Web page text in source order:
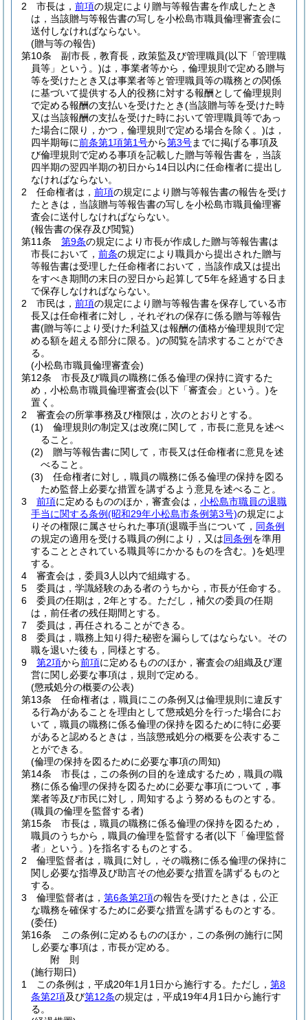
2
市長は， 前項の規定により贈与等報告書を作成したとき
は，当該贈与等報告書の写しを小松島市職員倫理審査会に
送付しなければならない。
(贈与等の報告)
第10条
副市長，教育長，政策監及び管理職員(以下「管理職
員等」という。)は，事業者等から，倫理規則で定める贈与
等を受けたとき又は事業者等と管理職員等の職務との関係
に基づいて提供する人的役務に対する報酬として倫理規則
で定める報酬の支払いを受けたとき(当該贈与等を受けた時
又は当該報酬の支払を受けた時において管理職員等であっ
た場合に限り，かつ，倫理規則で定める場合を除く。)は，
四半期毎に前条第1項第1号から第3号までに掲げる事項及
び倫理規則で定める事項を記載した贈与等報告書を，当該
四半期の翌四半期の初日から14日以内に任命権者に提出し
なければならない。
2
任命権者は， 前項の規定により贈与等報告書の報告を受け
たときは，当該贈与等報告書の写しを小松島市職員倫理審
査会に送付しなければならない。
(報告書の保存及び閲覧)
第11条
第9条の規定により市長が作成した贈与等報告書は
市長において， 前条の規定により職員から提出された贈与
等報告書は受理した任命権者において，当該作成又は提出
をすべき期間の末日の翌日から起算して5年を経過する日ま
で保存しなければならない。
2
市民は， 前項の規定により贈与等報告書を保存している市
長又は任命権者に対し，それぞれの保存に係る贈与等報告
書(贈与等により受けた利益又は報酬の価格が倫理規則で定
める額を超える部分に限る。)の閲覧を請求することができ
る。
(小松島市職員倫理審査会)
第12条
市長及び職員の職務に係る倫理の保持に資するた
め，小松島市職員倫理審査会(以下「審査会」という。)を
置く。
2
審査会の所掌事務及び権限は，次のとおりとする。
(1)
倫理規則の制定又は改廃に関して，市長に意見を述べ
ること。
(2)
贈与等報告書に関して，市長又は任命権者に意見を述
べること。
(3)
任命権者に対し，職員の職務に係る倫理の保持を図る
ため監督上必要な措置を講ずるよう意見を述べること。
3
前項に定めるもののほか，審査会は， 小松島市職員の退職
手当に関する条例(昭和29年小松島市条例第3号)の規定によ
りその権限に属させられた事項(退職手当について， 同条例
の規定の適用を受ける職員の例により，又は同条例 を準用
することとされている職員等にかかるものを含む。)を処理
する。
4
審査会は，委員3人以内で組織する。
5
委員は，学識経験のある者のうちから，市長が任命する。
6
委員の任期は，2年とする。 ただし，補欠の委員の任期
は，前任者の残任期間とする。
7
委員は，再任されることができる。
8
委員は，職務上知り得た秘密を漏らしてはならない。 その
職を退いた後も，同様とする。
9
第2項から前項に定めるもののほか，審査会の組織及び運
営に関し必要な事項は，規則で定める。
(懲戒処分の概要の公表)
第13条
任命権者は，職員にこの条例又は倫理規則に違反す
る行為があることを理由として懲戒処分を行った場合にお
いて，職員の職務に係る倫理の保持を図るために特に必要
があると認めるときは，当該懲戒処分の概要を公表するこ
とができる。
(倫理の保持を図るために必要な事項の周知)
第14条
市長は，この条例の目的を達成するため，職員の職
務に係る倫理の保持を図るために必要な事項について，事
業者等及び市民に対し，周知するよう努めるものとする。
(職員の倫理を監督する者)
第15条
市長は，職員の職務に係る倫理の保持を図るため，
職員のうちから，職員の倫理を監督する者(以下「倫理監督
者」という。)を指名するものとする。
2
倫理監督者は，職員に対し，その職務に係る倫理の保持に
関し必要な指導及び助言その他必要な措置を講ずるものと
する。
3
倫理監督者は， 第6条第2項の報告を受けたときは，公正
な職務を確保するために必要な措置を講ずるものとする。
(委任)
第16条
この条例に定めるもののほか，この条例の施行に関
し必要な事項は，市長が定める。
附 則
(施行期日)
1
この条例は，平成20年1月1日から施行する。 ただし， 第8
条第2項及び第12条の規定は，平成19年4月1日から施行す
る。